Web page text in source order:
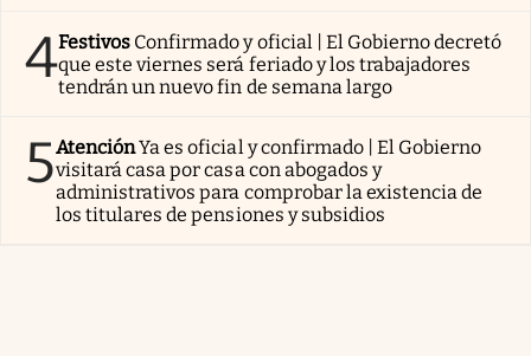
4Festivos Confirmado y oficial | El Gobierno decretó
que este viernes será feriado y los trabajadores
tendrán un nuevo fin de semana largo
5AtenciónYa es oficial y confirmado | El Gobierno
visitará casa por casa con abogados y
administrativos para comprobar la existencia de
los titulares de pensiones y subsidios